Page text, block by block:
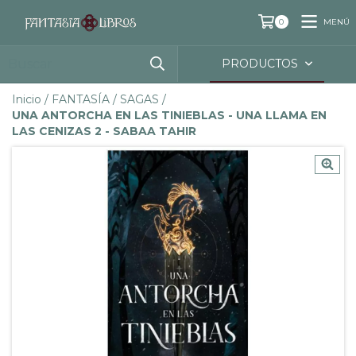
0 MENÚ
PRODUCTOS
Inicio / FANTASÍA / SAGAS /
UNA ANTORCHA EN LAS TINIEBLAS - UNA LLAMA EN
LAS CENIZAS 2 - SABAA TAHIR